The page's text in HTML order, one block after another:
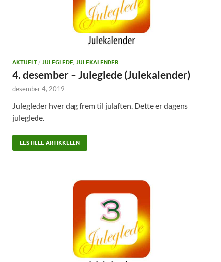
AKTUELT / JULEGLEDE, JULEKALENDER
4. desember – Juleglede (Julekalender)
desember 4, 2019
Julegleder hver dag frem til julaften. Dette er dagens
juleglede.
LES HELE ARTIKKELEN